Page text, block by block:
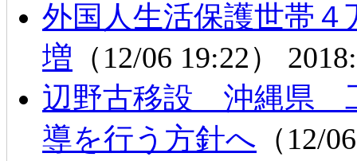
外国人生活保護世帯
増 （12/06 19:22）
辺野古移設 沖縄県
導を行う方針へ （12/